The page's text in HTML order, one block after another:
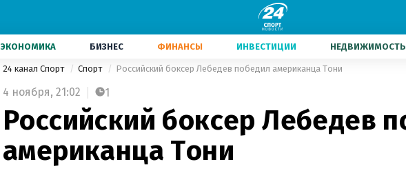
ЭКОНОМИКА БИЗНЕС ФИНАНСЫ ИНВЕСТИЦИИ НЕДВИЖИМОСТЬ
24 канал Спорт Спорт Российский боксер Лебедев победил американца Тони
4 ноября, 21:02 1
Российский боксер Лебедев
американца Тони